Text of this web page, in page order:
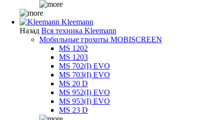
Kleemann
Назад Вся техника Kleemann
Мобильные грохоты MOBISCREEN
MS 1202
MS 1203
MS 702(I) EVO
MS 703(I) EVO
MS 20 D
MS 952(I) EVO
MS 953(I) EVO
MS 23 D